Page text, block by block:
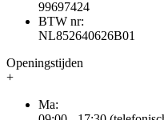
99697424
BTW nr:
NL852640626B01
Openingstijden
+
Ma: